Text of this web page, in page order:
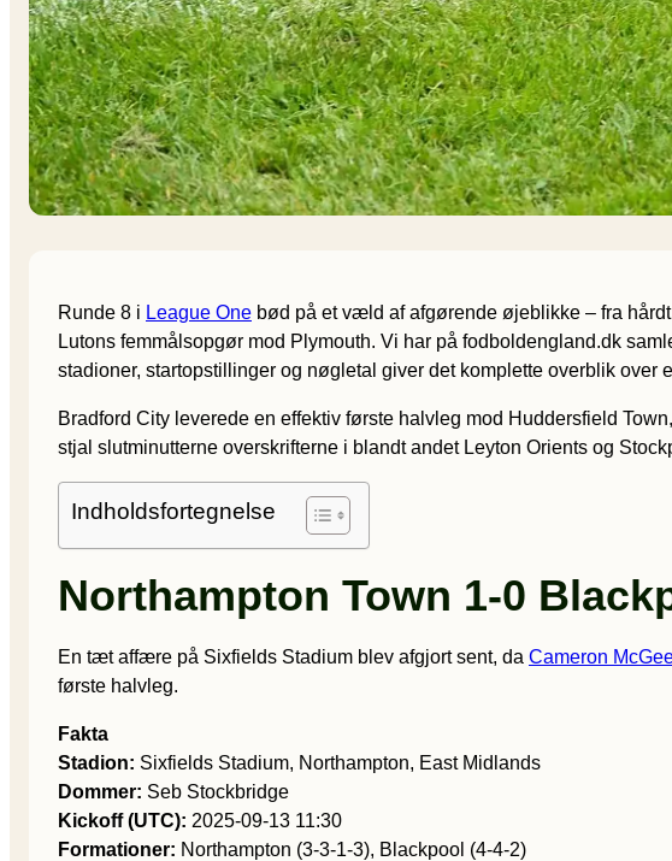
Runde 8 i League One bød på et væld af afgørende øjeblikke – fra
Lutons femmålsopgør mod Plymouth. Vi har på fodboldengland.dk
stadioner, startopstillinger og nøgletal giver det komplette overblik over
Bradford City leverede en effektiv første halvleg mod Huddersfield
stjal slutminutterne overskrifterne i blandt andet Leyton Orients og
Indholdsfortegnelse
Northampton Town 1-0
En tæt affære på Sixfields Stadium blev afgjort sent, da Cameron
første halvleg.
Fakta
Stadion: Sixfields Stadium, Northampton, East Midlands
Dommer: Seb Stockbridge
Kickoff (UTC): 2025-09-13 11:30
Formationer: Northampton (3-3-1-3), Blackpool (4-4-2)